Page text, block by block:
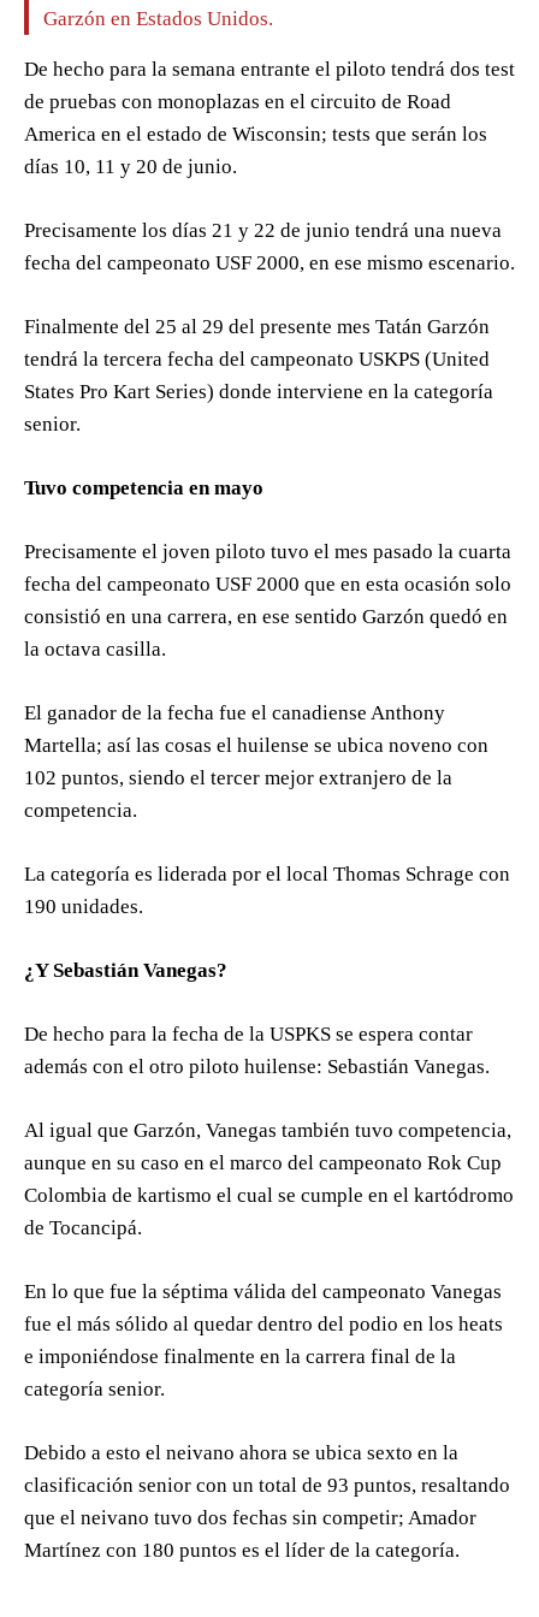
Garzón en Estados Unidos.
De hecho para la semana entrante el piloto tendrá dos test
de pruebas con monoplazas en el circuito de Road
America en el estado de Wisconsin; tests que serán los
días 10, 11 y 20 de junio.
Precisamente los días 21 y 22 de junio tendrá una nueva
fecha del campeonato USF 2000, en ese mismo escenario.
Finalmente del 25 al 29 del presente mes Tatán Garzón
tendrá la tercera fecha del campeonato USKPS (United
States Pro Kart Series) donde interviene en la categoría
senior.
Tuvo competencia en mayo
Precisamente el joven piloto tuvo el mes pasado la cuarta
fecha del campeonato USF 2000 que en esta ocasión solo
consistió en una carrera, en ese sentido Garzón quedó en
la octava casilla.
El ganador de la fecha fue el canadiense Anthony
Martella; así las cosas el huilense se ubica noveno con
102 puntos, siendo el tercer mejor extranjero de la
competencia.
La categoría es liderada por el local Thomas Schrage con
190 unidades.
¿Y Sebastián Vanegas?
De hecho para la fecha de la USPKS se espera contar
además con el otro piloto huilense: Sebastián Vanegas.
Al igual que Garzón, Vanegas también tuvo competencia,
aunque en su caso en el marco del campeonato Rok Cup
Colombia de kartismo el cual se cumple en el kartódromo
de Tocancipá.
En lo que fue la séptima válida del campeonato Vanegas
fue el más sólido al quedar dentro del podio en los heats
e imponiéndose finalmente en la carrera final de la
categoría senior.
Debido a esto el neivano ahora se ubica sexto en la
clasificación senior con un total de 93 puntos, resaltando
que el neivano tuvo dos fechas sin competir; Amador
Martínez con 180 puntos es el líder de la categoría.